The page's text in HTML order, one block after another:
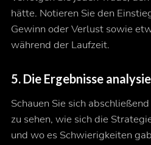
hätte. Notieren Sie den
Gewinn oder Verlust sowie
während der Laufzeit.
5. Die Ergebnisse
Schauen Sie sich
zu sehen, wie sich die
und wo es Schwierigkeiten